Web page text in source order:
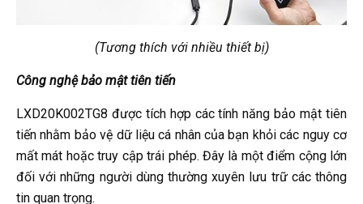
(Tương thích với nhiều thiết bị)
Công nghệ bảo mật tiên tiến
LXD20K002TG8 được tích hợp các tính năng bảo mật tiên
tiến nhằm bảo vệ dữ liệu cá nhân của bạn khỏi các nguy cơ
mất mát hoặc truy cập trái phép. Đây là một điểm cộng lớn
đối với những người dùng thường xuyên lưu trữ các thông
tin quan trọng.